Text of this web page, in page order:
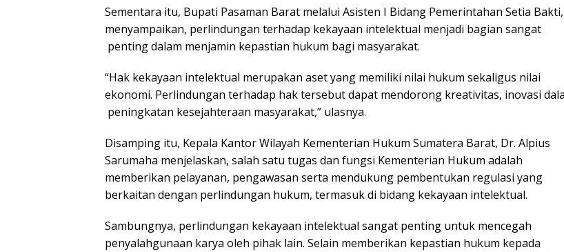
Sementara itu, Bupati Pasaman Barat melalui Asisten I Bidang Pemerintahan Setia Bakti,
menyampaikan, perlindungan terhadap kekayaan intelektual menjadi bagian sangat
penting dalam menjamin kepastian hukum bagi masyarakat.
“Hak kekayaan intelektual merupakan aset yang memiliki nilai hukum sekaligus nilai
ekonomi. Perlindungan terhadap hak tersebut dapat mendorong kreativitas, inovasi
peningkatan kesejahteraan masyarakat,” ulasnya.
Disamping itu, Kepala Kantor Wilayah Kementerian Hukum Sumatera Barat, Dr. Alpius
Sarumaha menjelaskan, salah satu tugas dan fungsi Kementerian Hukum adalah
memberikan pelayanan, pengawasan serta mendukung pembentukan regulasi yang
berkaitan dengan perlindungan hukum, termasuk di bidang kekayaan intelektual.
Sambungnya, perlindungan kekayaan intelektual sangat penting untuk mencegah
penyalahgunaan karya oleh pihak lain. Selain memberikan kepastian hukum kepada
Sulaiman Juned:
Memungut
Kenangan Masa
Lalu untuk Masa
Minang
Tetap
dengan
dan Pelayanan